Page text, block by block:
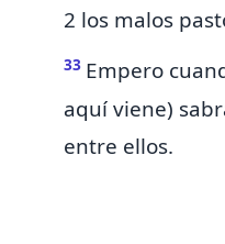
2 los malos
33 Empero
aquí viene)
entre ellos.